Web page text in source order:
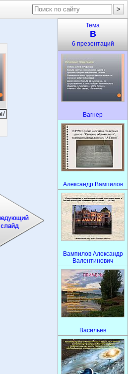
Тема
В
6 презентаций
Вагнер
Александр Вампилов
Вампилов Александр
Валентинович
Васильев